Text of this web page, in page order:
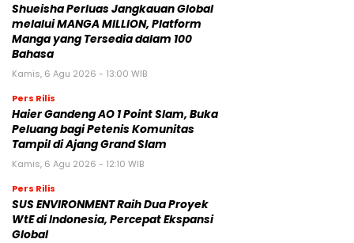
Shueisha Perluas Jangkauan Global
melalui MANGA MILLION, Platform
Manga yang Tersedia dalam 100
Bahasa
Kamis, 6 Agu 2026 - 13:00 WIB
Pers Rilis
Haier Gandeng AO 1 Point Slam, Buka
Peluang bagi Petenis Komunitas
Tampil di Ajang Grand Slam
Kamis, 6 Agu 2026 - 12:10 WIB
Pers Rilis
SUS ENVIRONMENT Raih Dua Proyek
WtE di Indonesia, Percepat Ekspansi
Global